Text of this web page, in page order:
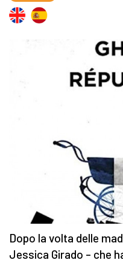
Dopo la volta delle
Jessica Girado – che